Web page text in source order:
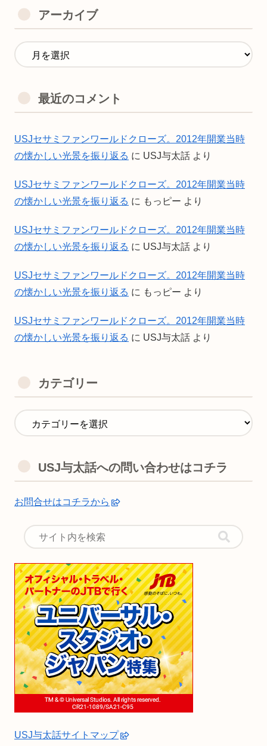
アーカイブ
最近のコメント
USJセサミファンワールドクローズ。2012年開業当時
の懐かしい光景を振り返る に USJ与太話 より
USJセサミファンワールドクローズ。2012年開業当時
の懐かしい光景を振り返る に もっピー より
USJセサミファンワールドクローズ。2012年開業当時
の懐かしい光景を振り返る に USJ与太話 より
USJセサミファンワールドクローズ。2012年開業当時
の懐かしい光景を振り返る に もっピー より
USJセサミファンワールドクローズ。2012年開業当時
の懐かしい光景を振り返る に USJ与太話 より
カテゴリー
USJ与太話への問い合わせはコチラ
お問合せはコチラから
USJ与太話サイトマップ